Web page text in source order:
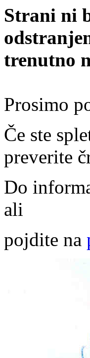
Strani ni
trenutno
Prosimo
Če ste
preverite
Do
ali
pojdite na